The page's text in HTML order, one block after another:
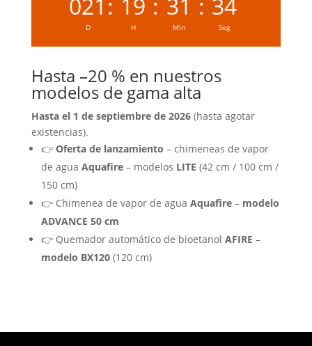
021
D
: 19
H
: 31
Min
: 33
Seg
Hasta –20 % en nuestros
modelos de gama alta
Hasta el 1 de septiembre de 2026(hasta agotar
existencias).
👉 Oferta de lanzamiento – chimeneas de vapor
de agua Aquafire– modelos LITE (42 cm / 100 cm /
150 cm)
👉 Chimenea de vapor de agua Aquafire– modelo
ADVANCE 50 cm
👉 Quemador automático de bioetanol AFIRE –
modelo BX120(120 cm)